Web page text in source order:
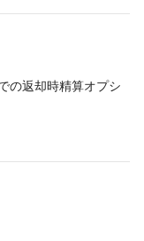
の返却時精算オプシ